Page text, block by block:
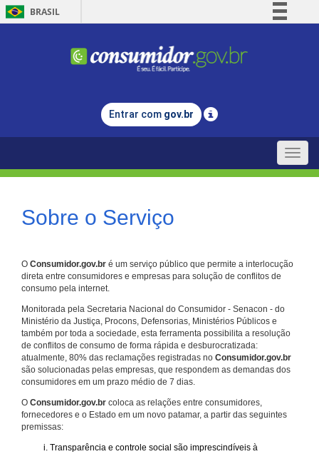
BRASIL
Comunica BR
Legislação
Entrar com gov.br
Toggle
Sobre o Serviço
O Consumidor.gov.br é um serviço público que permite a interlocução
direta entre consumidores e empresas para solução de conflitos de
consumo pela internet.
Monitorada pela Secretaria Nacional do Consumidor - Senacon - do
Ministério da Justiça, Procons, Defensorias, Ministérios Públicos e
também por toda a sociedade, esta ferramenta possibilita a resolução
de conflitos de consumo de forma rápida e desburocratizada:
atualmente, 80% das reclamações registradas no Consumidor.gov.br
são solucionadas pelas empresas, que respondem as demandas dos
consumidores em um prazo médio de 7 dias.
O Consumidor.gov.br coloca as relações entre consumidores,
fornecedores e o Estado em um novo patamar, a partir das seguintes
premissas:
Transparência e controle social são imprescindíveis à